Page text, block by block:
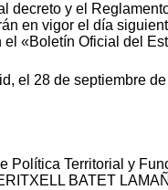
decreto y el
en vigor el día
el «Boletín Oficial del
el 28 de septiembre
Política Territorial y
BATET